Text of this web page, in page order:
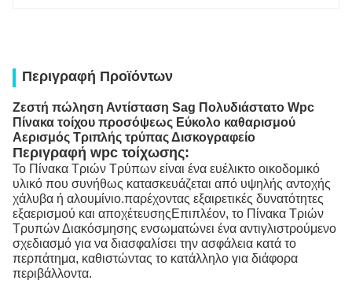
Περιγραφή Προϊόντων
Ζεστή πώληση Αντίσταση Sag Πολυδιάστατο Wpc
Πίνακα τοίχου προσόψεως Εύκολο καθαρισμού
Αερισμός Τριπλής τρύπας Δισκογραφείο
Περιγραφή wpc τοίχωσης:
Το Πίνακα Τριών Τρύπων είναι ένα ευέλικτο οικοδομικό
υλικό που συνήθως κατασκευάζεται από υψηλής αντοχής
χάλυβα ή αλουμίνιο.παρέχοντας εξαιρετικές δυνατότητες
εξαερισμού και αποχέτευσηςΕπιπλέον, το Πίνακα Τριών
Τρυπών Διακόσμησης ενσωματώνει ένα αντιγλιστρούμενο
σχεδιασμό για να διασφαλίσει την ασφάλεια κατά το
περπάτημα, καθιστώντας το κατάλληλο για διάφορα
περιβάλλοντα.